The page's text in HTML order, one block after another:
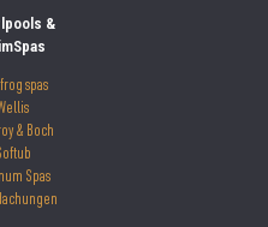
&
spas
& Boch
Spas